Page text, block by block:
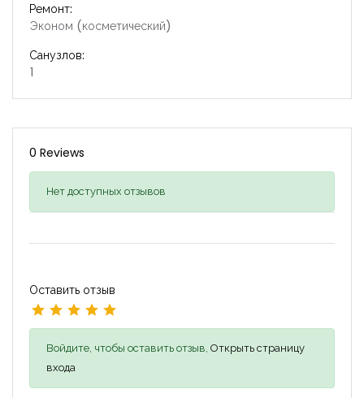
Ремонт:
Эконом (косметический)
Санузлов:
1
0 Reviews
Нет доступных отзывов
Оставить отзыв
Войдите, чтобы оставить отзыв, Открыть страницу
входа